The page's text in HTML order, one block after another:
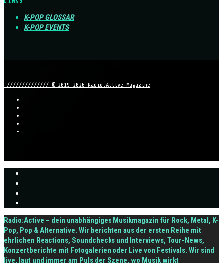
K-POP GLOSSAR
K-POP EVENTS
////////////// © 2019-2026 Radio:Active Magazine
Radio:Active – dein unabhängiges Musikmagazin für Rock, Metal, K-
Pop, Pop & Alternative. Wir berichten aus der ersten Reihe mit
ehrlichen Reactions, Soundchecks und Interviews, Tour-News,
Konzertberichte mit Fotogalerien oder Live von Festivals. Wir sind
live, laut und immer am Puls der Szene, wo Musik wirkt